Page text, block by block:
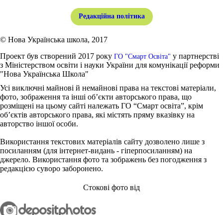
Редакційна політика
© Нова Українська школа, 2017
Проект був створений 2017 року ГО "Смарт Освіта" у партнерстві
з Міністерством освіти і науки України для комунікації реформи
"Нова Українська Школа"
Усі виключні майнові й немайнові права на текстові матеріали,
фото, зображення та інші об’єкти авторського права, що
розміщені на цьому сайті належать ГО “Смарт освіта”, крім
об’єктів авторського права, які містять пряму вказівку на
авторство іншої особи.
Використання текстових матеріалів сайту дозволено лише з
посиланням (для інтернет-видань - гіперпосиланням) на
джерело. Використання фото та зображень без погодження з
редакцією суворо заборонено.
Стокові фото від